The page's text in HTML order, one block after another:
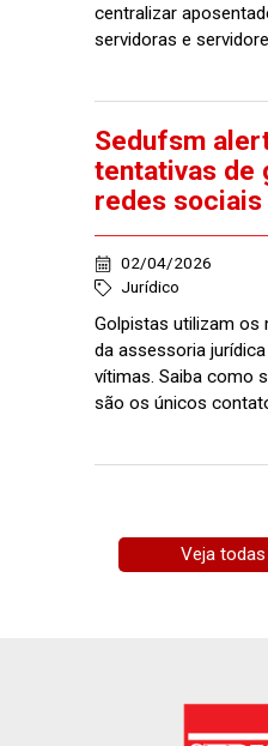
centralizar
servidoras e
Sedufsm
tentativas de
redes sociais
02/04/2026
Jurídico
Golpistas utilizam os
da assessoria
vítimas. Saiba como
são os únicos
Veja